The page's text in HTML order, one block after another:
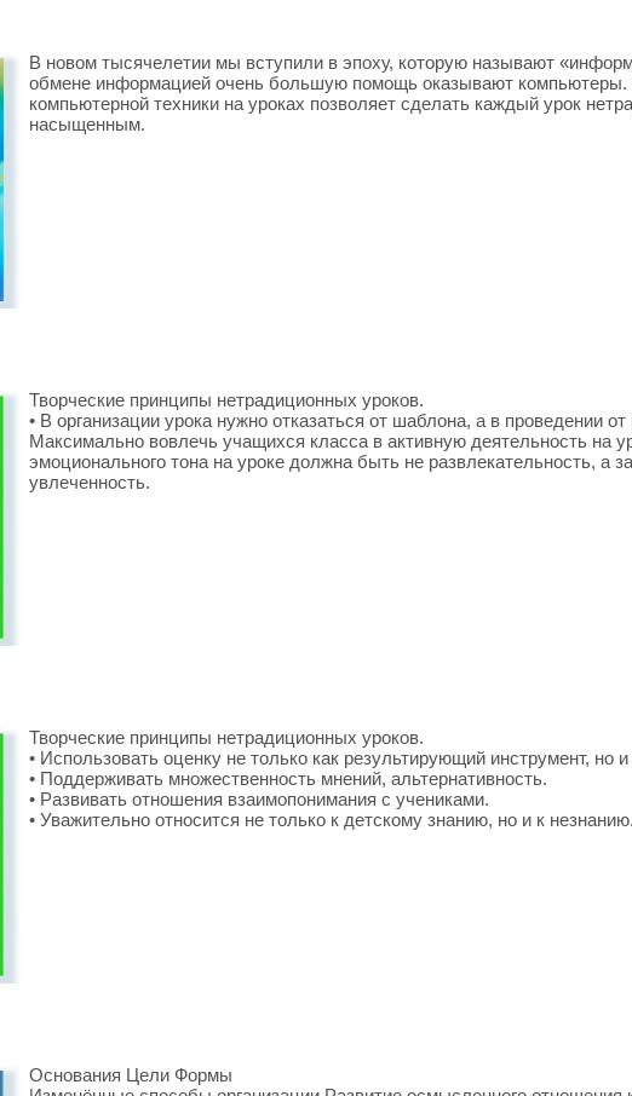
В новом тысячелетии мы вступили в эпоху, которую называют
обмене информацией очень большую помощь оказывают компьютеры.
компьютерной техники на уроках позволяет сделать каждый урок
насыщенным.
Творческие принципы нетрадиционных уроков.
• В организации урока нужно отказаться от шаблона, а в проведении
Максимально вовлечь учащихся класса в активную деятельность на
эмоционального тона на уроке должна быть не развлекательность, а
увлеченность.
Творческие принципы нетрадиционных уроков.
• Использовать оценку не только как результирующий инструмент, но
• Поддерживать множественность мнений, альтернативность.
• Развивать отношения взаимопонимания с учениками.
• Уважительно относится не только к детскому знанию, но и к незнанию.
Основания Цели Формы